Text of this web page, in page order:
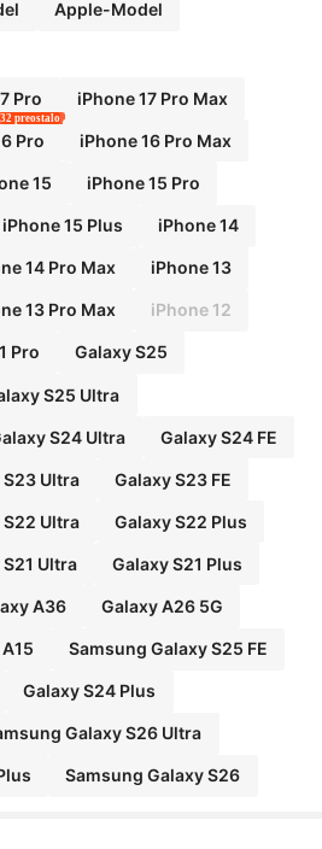
Apple-Model
Pro iPhone 17 Pro Max
Pro
32 preostalo
iPhone 16 Pro Max
15 iPhone 15 Pro
iPhone 15 Plus iPhone 14
14 Pro Max iPhone 13
13 Pro Max iPhone 12
Pro Galaxy S25
S25 Ultra
S24 Ultra Galaxy S24 FE
S23 Ultra Galaxy S23 FE
S22 Ultra Galaxy S22 Plus
Ultra Galaxy S21 Plus
A36 Galaxy A26 5G
Samsung Galaxy S25 FE
Galaxy S24 Plus
Galaxy S26 Ultra
Samsung Galaxy S26